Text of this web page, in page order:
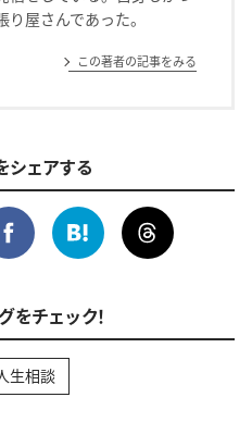
屋さんであった。
この著者の記事をみる
シェアする
をチェック！
生相談